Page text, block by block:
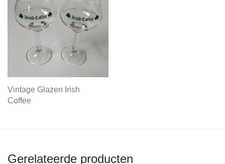
Vintage Glazen Irish
Coffee
Gerelateerde producten